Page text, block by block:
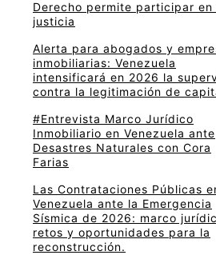
Derecho permite participar en
justicia
Alerta para abogados y
inmobiliarias: Venezuela
intensificará en 2026 la
contra la legitimación de
#Entrevista Marco Jurídico
Inmobiliario en Venezuela ante
Desastres Naturales con Cora
Farias
Las Contrataciones Públicas
Venezuela ante la Emergencia
Sísmica de 2026: marco
retos y oportunidades para la
reconstrucción.